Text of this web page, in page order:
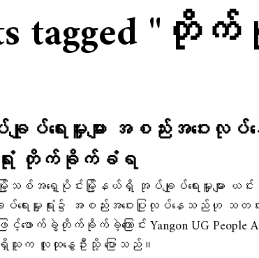
tagged "တို
ရေးမှူးများ အစည်းအဝေးလုပ်
း တိုက်ခိုက်ခံရ
အရှေ့ပိုင်းမြို့နယ်ရှိ အုပ်ချုပ်ရေးမှူးများ ယင်း
ရေးမှူးရုံး၌ အစည်းအဝေးပြုလုပ်နေသည်ဟု သတ
င့်ဖောက်ခွဲတိုက်ခိုက်ခဲ့ကြောင်း Yangon UG People
သူက လူထုနွေဦးသို့ ပြောသည်။